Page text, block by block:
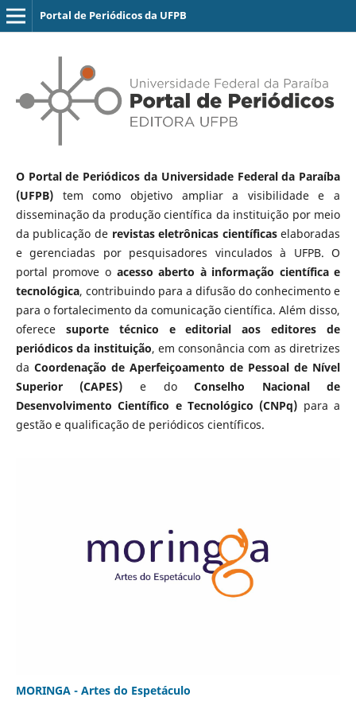
Portal de Periódicos da UFPB
O Portal de Periódicos da Universidade Federal da Paraíba
(UFPB)tem como objetivo ampliar a visibilidade e a
disseminação da produção científica da instituição por meio
da publicação de revistas eletrônicas científicaselaboradas
e gerenciadas por pesquisadores vinculados à UFPB. O
portal promove o acesso aberto à informação científica e
tecnológica, contribuindo para a difusão do conhecimento e
para o fortalecimento da comunicação científica. Além disso,
oferece suporte técnico e editorial aos editores de
periódicos da instituição, em consonância com as diretrizes
da Coordenação de Aperfeiçoamento de Pessoal de Nível
Superior (CAPES) e doConselho Nacional de
Desenvolvimento Científico e Tecnológico (CNPq) para a
gestão e qualificação de periódicos científicos.
MORINGA - Artes do Espetáculo